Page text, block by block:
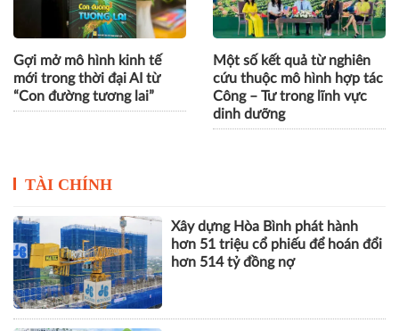
Gợi mở mô hình kinh tế
mới trong thời đại AI từ
“Con đường tương lai”
Một số kết quả từ nghiên
cứu thuộc mô hình hợp tác
Công – Tư trong lĩnh vực
dinh dưỡng
TÀI CHÍNH
Xây dựng Hòa Bình phát hành
hơn 51 triệu cổ phiếu để hoán đổi
hơn 514 tỷ đồng nợ